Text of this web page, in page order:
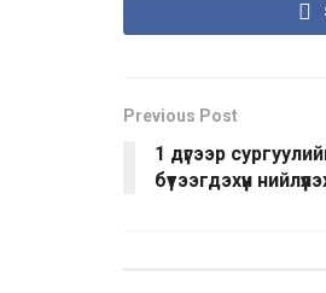
Previous Post
1 дүгээр
бүтээгдэхүүн